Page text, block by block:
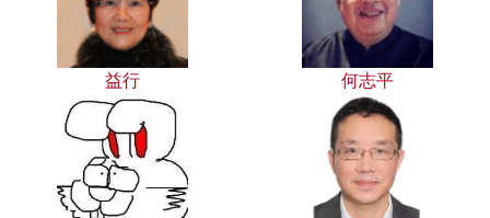
益行 何志平